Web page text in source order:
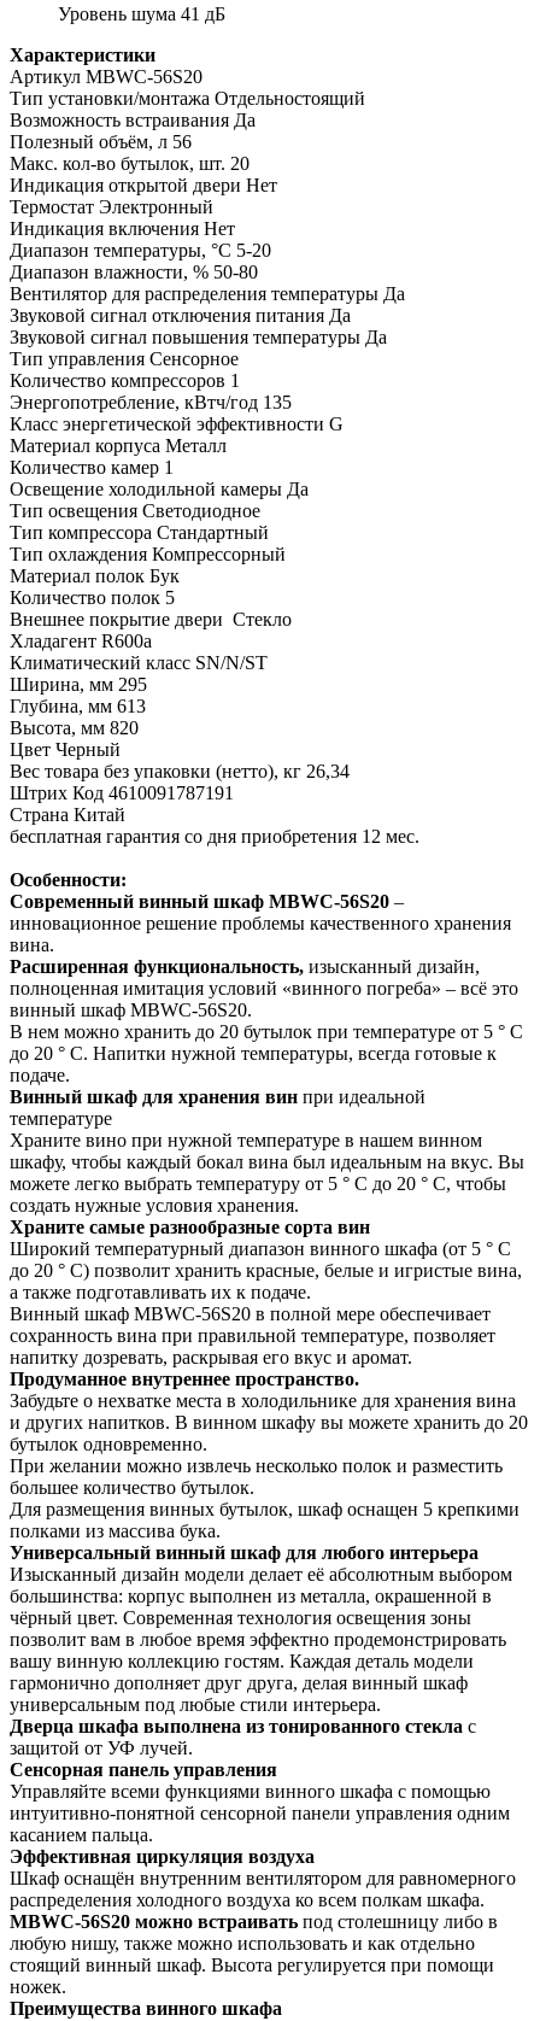
Уровень шума 41 дБ
Характеристики
Артикул MBWC-56S20
Тип установки/монтажа Отдельностоящий
Возможность встраивания Да
Полезный объём, л 56
Макс. кол-во бутылок, шт. 20
Индикация открытой двери Нет
Термостат Электронный
Индикация включения Нет
Диапазон температуры, °C 5-20
Диапазон влажности, % 50-80
Вентилятор для распределения температуры Да
Звуковой сигнал отключения питания Да
Звуковой сигнал повышения температуры Да
Тип управления Сенсорное
Количество компрессоров 1
Энергопотребление, кВтч/год 135
Класс энергетической эффективности G
Материал корпуса Металл
Количество камер 1
Освещение холодильной камеры Да
Тип освещения Светодиодное
Тип компрессора Стандартный
Тип охлаждения Компрессорный
Материал полок Бук
Количество полок 5
Внешнее покрытие двери Стекло
Хладагент R600a
Климатический класс SN/N/ST
Ширина, мм 295
Глубина, мм 613
Высота, мм 820
Цвет Черный
Вес товара без упаковки (нетто), кг 26,34
Штрих Код 4610091787191
Страна Китай
бесплатная гарантия со дня приобретения 12 мес.
Особенности:
Современный винный шкаф MBWC-56S20 –
инновационное решение проблемы качественного хранения
вина.
Расширенная функциональность, изысканный дизайн,
полноценная имитация условий «винного погреба» – всё это
винный шкаф MBWC-56S20.
В нем можно хранить до 20 бутылок при температуре от 5 ° C
до 20 ° C. Напитки нужной температуры, всегда готовые к
подаче.
Винный шкаф для хранения вин при идеальной
температуре
Храните вино при нужной температуре в нашем винном
шкафу, чтобы каждый бокал вина был идеальным на вкус. Вы
можете легко выбрать температуру от 5 ° C до 20 ° C, чтобы
создать нужные условия хранения.
Храните самые разнообразные сорта вин
Широкий температурный диапазон винного шкафа (от 5 ° C
до 20 ° C) позволит хранить красные, белые и игристые вина,
а также подготавливать их к подаче.
Винный шкаф MBWC-56S20 в полной мере обеспечивает
сохранность вина при правильной температуре, позволяет
напитку дозревать, раскрывая его вкус и аромат.
Продуманное внутреннее пространство.
Забудьте о нехватке места в холодильнике для хранения вина
и других напитков. В винном шкафу вы можете хранить до 20
бутылок одновременно.
При желании можно извлечь несколько полок и разместить
большее количество бутылок.
Для размещения винных бутылок, шкаф оснащен 5 крепкими
полками из массива бука.
Универсальный винный шкаф для любого интерьера
Изысканный дизайн модели делает её абсолютным выбором
большинства: корпус выполнен из металла, окрашенной в
чёрный цвет. Современная технология освещения зоны
позволит вам в любое время эффектно продемонстрировать
вашу винную коллекцию гостям. Каждая деталь модели
гармонично дополняет друг друга, делая винный шкаф
универсальным под любые стили интерьера.
Дверца шкафа выполнена из тонированного стекла с
защитой от УФ лучей.
Сенсорная панель управления
Управляйте всеми функциями винного шкафа с помощью
интуитивно-понятной сенсорной панели управления одним
касанием пальца.
Эффективная циркуляция воздуха
Шкаф оснащён внутренним вентилятором для равномерного
распределения холодного воздуха ко всем полкам шкафа.
MBWC-56S20 можно встраивать под столешницу либо в
любую нишу, также можно использовать и как отдельно
стоящий винный шкаф. Высота регулируется при помощи
ножек.
Преимущества винного шкафа